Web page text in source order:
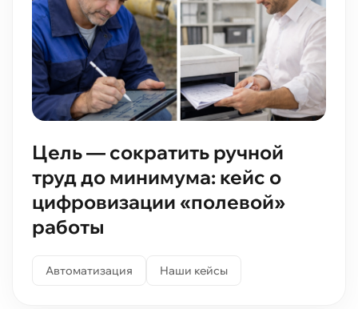
Цель — сократить ручной
труд до минимума: кейс о
цифровизации «полевой»
работы
Автоматизация Наши кейсы